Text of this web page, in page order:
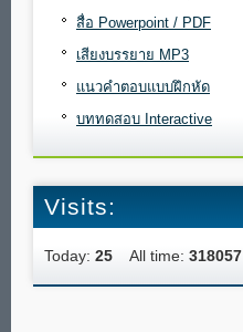
สื่อ Powerpoint / PDF
เสียงบรรยาย MP3
แนวคำตอบแบบฝึกหัด
บททดสอบ Interactive
Visits:
Today: 25 All time: 318057